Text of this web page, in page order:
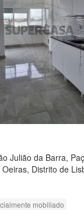
Julião da Barra,
Distrito de
mobiliado